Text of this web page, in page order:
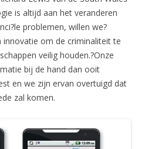
is altijd aan het veranderen
problemen, willen we?
om de criminaliteit te
veilig houden.?Onze
bij de hand dan ooit
en we zijn ervan overtuigd dat
zal komen.